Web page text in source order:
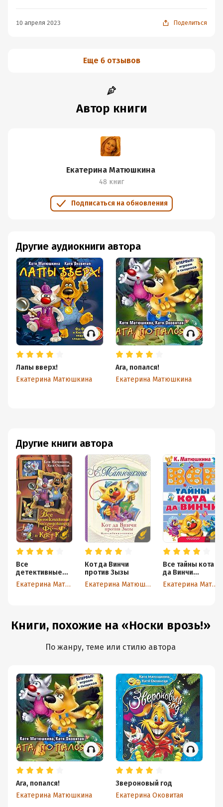
10 апреля 2023 Поделиться
Еще 6 отзывов
Автор книги
Екатерина Матюшкина
48 книг
Подписаться на обновления
Другие книги автора
Все
детективные
расследования
Фу-Фу и Кис-
врозь! Лапы
прочь от
(сборник)
Екатерина Матюшкина
Кот да Винчи
против Зызы
Екатерина Матюшкина
Все тайны кота
да Винчи
(сборник)
Екатерина Матюшкина
Другие аудиокниги автора
Лапы вверх!
Екатерина Матюшкина
Ага, попался!
Екатерина Матюшкина
Книги, похожие на «Носки врозь!»
По жанру, теме или стилю автора
Ага, попался!
Екатерина Матюшкина
Звероновый год
Екатерина Оковитая